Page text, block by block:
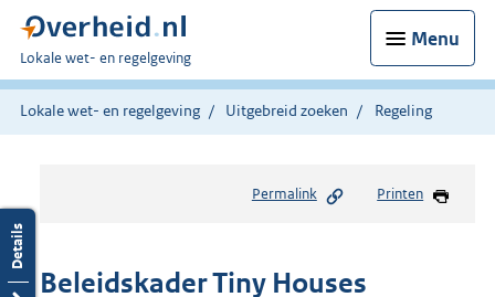
Menu
U
bent
hier:
Lokale wet- en regelgeving
Lokale wet- en regelgeving Uitgebreid zoeken Regeling
Permalink Printen
Beleidskader Tiny Houses